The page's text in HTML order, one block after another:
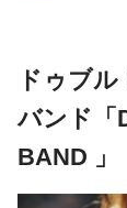
ドゥブ
バンド「
BAND 」